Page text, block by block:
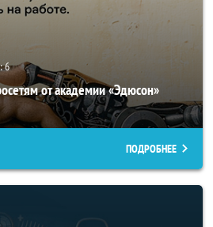
6
от академии «Эдюсон»
ПОДРОБНЕЕ